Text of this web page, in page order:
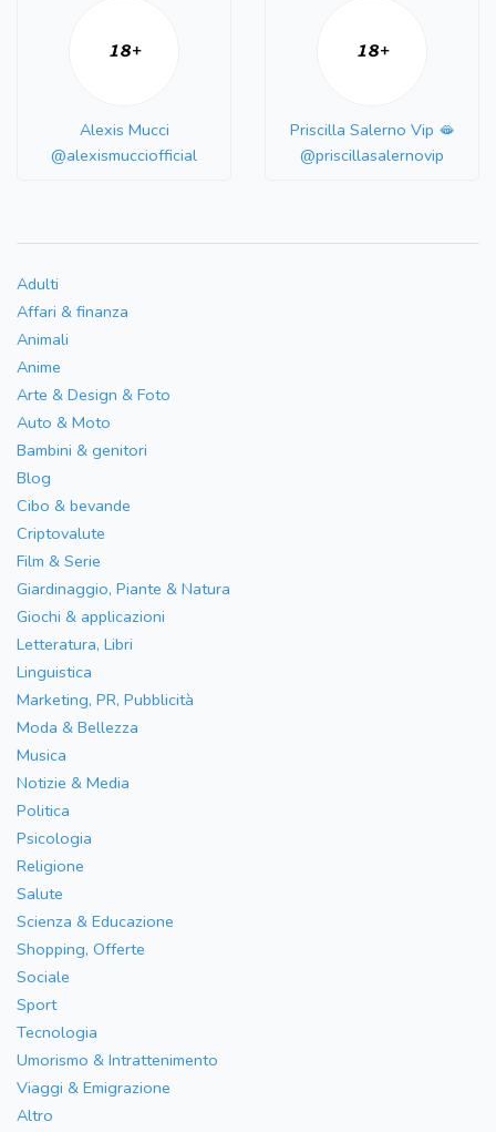
Alexis Mucci
@alexismucciofficial
Priscilla Salerno Vip 🫦
@priscillasalernovip
Adulti
Affari & finanza
Animali
Anime
Arte & Design & Foto
Auto & Moto
Bambini & genitori
Blog
Cibo & bevande
Criptovalute
Film & Serie
Giardinaggio, Piante & Natura
Giochi & applicazioni
Letteratura, Libri
Linguistica
Marketing, PR, Pubblicità
Moda & Bellezza
Musica
Notizie & Media
Politica
Psicologia
Religione
Salute
Scienza & Educazione
Shopping, Offerte
Sociale
Sport
Tecnologia
Umorismo & Intrattenimento
Viaggi & Emigrazione
Altro